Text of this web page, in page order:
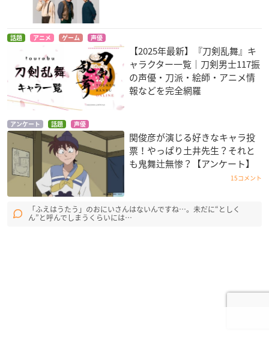
話題 アニメ ゲーム 声優
【2025年最新】『刀剣乱舞』キ
ャラクター一覧｜刀剣男士117振
の声優・刀派・絵師・アニメ情
報などを完全網羅
アンケート 話題 声優
関俊彦が演じる好きなキャラ投
票！やっぱり土井先生？それと
も鬼舞辻無惨？【アンケート】
15コメント
「ふえはうたう」のおにいさんはないんですね…。未だに“としく
ん”と呼んでしまうくらいには…